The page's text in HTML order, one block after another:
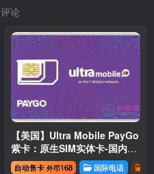
评论
数字移民
【美国】Ultra Mobile PayGo
紫卡：原生SIM实体卡-国内现
货自动售卡 外币168 国际电话